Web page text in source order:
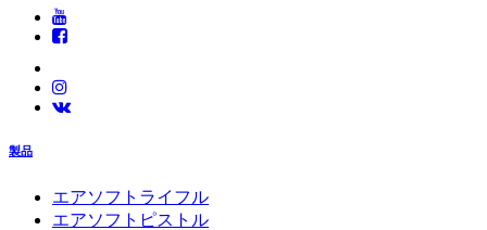
製品
エアソフトライフル
エアソフトピストル